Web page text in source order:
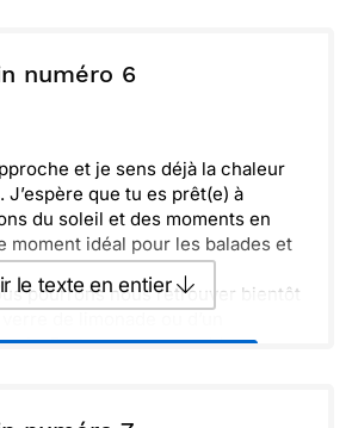
Copier Recevoir par mail
numéro 6
et je sens déjà la chaleur
J’espère que tu es prêt(e) à
du soleil et des moments en
moment idéal pour les balades et
pourrons nous retrouver bientôt
Partageons ensemble ces
attendant, je pense à toi et je
le texte en entier